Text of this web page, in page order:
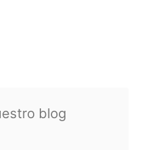
blog